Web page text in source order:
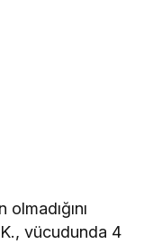
vücudunda 4